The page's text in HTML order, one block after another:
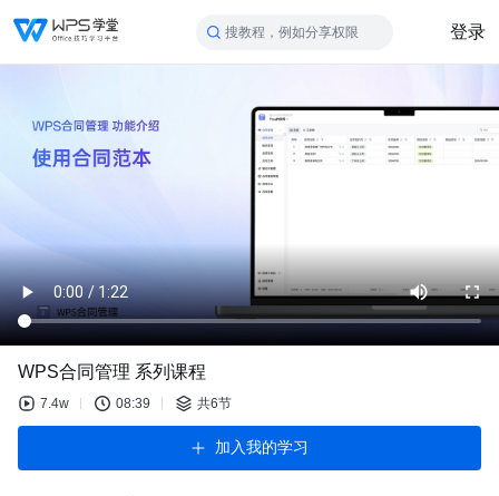
搜教程，例如分享权限 登录
WPS合同管理 系列课程
7.4w 08:39 共6节
加入我的学习